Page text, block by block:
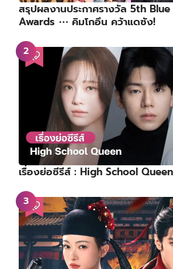
สรุปผลงานประกาศรางวัล 5th
Awards ⋯ คิมโกอึน คว้าแดซัง!
เรื่องย่อซีรีส์ : High School